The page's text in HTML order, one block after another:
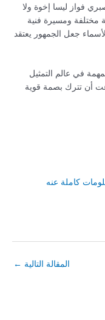
فواز ليسا إخوة ولا
مختلفة ومسيرة فنية
جعل الجمهور يعتقد
في عالم التمثيل
أن تترك بصمة قوية
كاملة عنه
المقالة التالية ←